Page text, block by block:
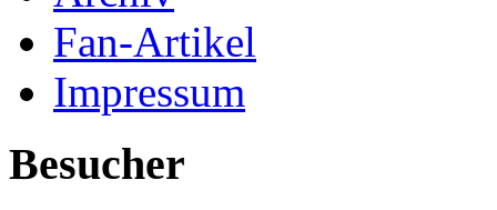
Fan-Artikel
Impressum
Besucher